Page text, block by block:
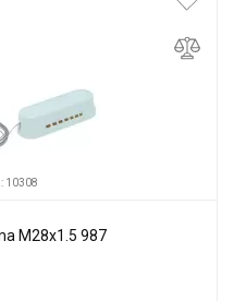
10308
М28x1.5 987